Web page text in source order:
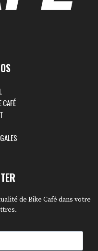
CAFÉ
de Bike Café dans votre